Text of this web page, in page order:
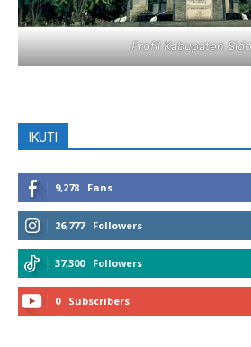
Profil Kabupaten
IKUTI
9,278 Fans
26,777 Followers
37,300 Followers
0 Subscribers